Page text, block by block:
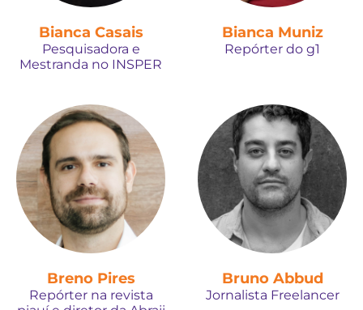
Bianca Casais
Pesquisadora e
Mestranda no INSPER
Bianca Muniz
Repórter do g1
Breno Pires
Repórter na revista
Bruno Abbud
Jornalista Freelancer